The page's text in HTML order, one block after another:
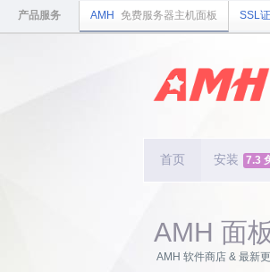
产品服务 AMH 免费服务器主机面板 SSL
首页 安装 7.3
AMH 面
AMH 软件商店 & 最新